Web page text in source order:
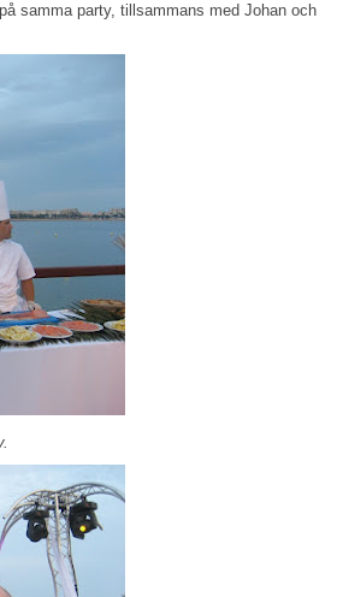
samma party, tillsammans med Johan och